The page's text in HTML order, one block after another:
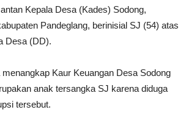
Kepala Desa (Kades) Sodong,
Pandeglang, berinisial SJ (54) atas
Desa (DD).
Kaur Keuangan Desa Sodong
anak tersangka SJ karena diduga
tersebut.